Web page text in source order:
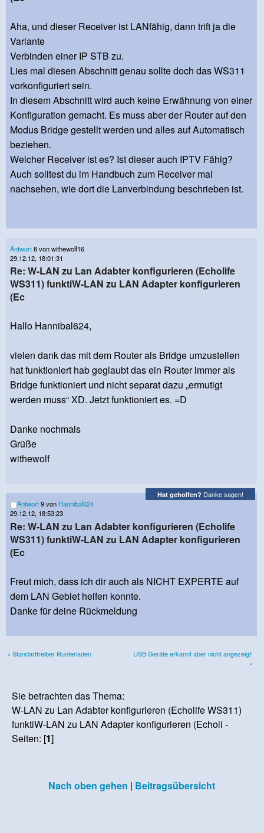
Aha, und dieser Receiver ist LANfähig, dann trift ja die
Variante
Verbinden einer IP STB zu.
Lies mal diesen Abschnitt genau sollte doch das WS311
vorkonfiguriert sein.
In diesem Abschnitt wird auch keine Erwähnung von einer
Konfiguration gemacht. Es muss aber der Router auf den
Modus Bridge gestellt werden und alles auf Automatisch
beziehen.
Welcher Receiver ist es? Ist dieser auch IPTV Fähig?
Auch solltest du im Handbuch zum Receiver mal
nachsehen, wie dort die Lanverbindung beschrieben ist.
Antwort8 von withewolf16
29.12.12, 18:01:31
Re: W-LAN zu Lan Adabter konfigurieren (Echolife
WS311) funktiW-LAN zu LAN Adapter konfigurieren
(Ec
Hallo Hannibal624,
vielen dank das mit dem Router als Bridge umzustellen
hat funktioniert hab geglaubt das ein Router immer als
Bridge funktioniert und nicht separat dazu „ermutigt
werden muss“ XD. Jetzt funktioniert es. =D
Danke nochmals
Grüße
withewolf
Hat geholfen? Danke sagen!
Antwort9 von Hannibal624
29.12.12, 18:53:23
Re: W-LAN zu Lan Adabter konfigurieren (Echolife
WS311) funktiW-LAN zu LAN Adapter konfigurieren
(Ec
Freut mich, dass ich dir auch als NICHT EXPERTE auf
dem LAN Gebiet helfen konnte.
Danke für deine Rückmeldung
« Standarttreiber Runterladen
USB Geräte erkannt aber nicht angezeigt!
»
Sie betrachten das Thema:
W-LAN zu Lan Adabter konfigurieren (Echolife WS311)
funktiW-LAN zu LAN Adapter konfigurieren (Echoli -
Seiten: [1]
Nach oben gehen | Beitragsübersicht